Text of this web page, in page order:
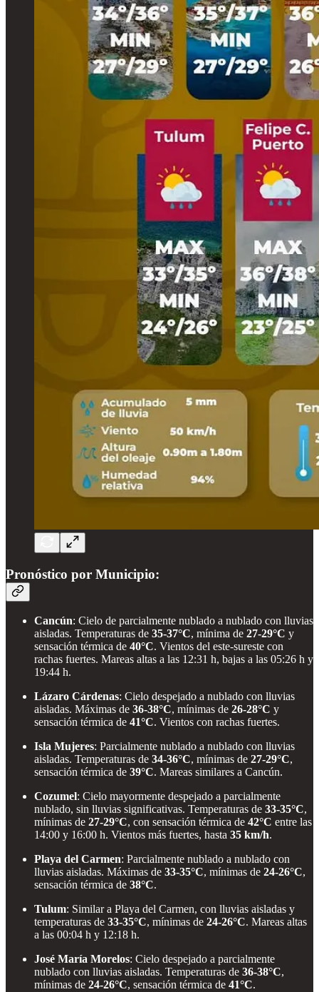
Pronóstico por Municipio:
Cancún: Cielo de parcialmente nublado a nublado con lluvias
aisladas. Temperaturas de 35-37°C, mínima de 27-29°C y
sensación térmica de 40°C. Vientos del este-sureste con
rachas fuertes. Mareas altas a las 12:31 h, bajas a las 05:26 h y
19:44 h.
Lázaro Cárdenas: Cielo despejado a nublado con lluvias
aisladas. Máximas de 36-38°C, mínimas de 26-28°C y
sensación térmica de 41°C. Vientos con rachas fuertes.
Isla Mujeres: Parcialmente nublado a nublado con lluvias
aisladas. Temperaturas de 34-36°C, mínimas de 27-29°C,
sensación térmica de 39°C. Mareas similares a Cancún.
Cozumel: Cielo mayormente despejado a parcialmente
nublado, sin lluvias significativas. Temperaturas de 33-35°C,
mínimas de 27-29°C, con sensación térmica de 42°C entre las
14:00 y 16:00 h. Vientos más fuertes, hasta 35 km/h.
Playa del Carmen: Parcialmente nublado a nublado con
lluvias aisladas. Máximas de 33-35°C, mínimas de 24-26°C,
sensación térmica de 38°C.
Tulum: Similar a Playa del Carmen, con lluvias aisladas y
temperaturas de 33-35°C, mínimas de 24-26°C. Mareas altas
a las 00:04 h y 12:18 h.
José María Morelos: Cielo despejado a parcialmente
nublado con lluvias aisladas. Temperaturas de 36-38°C,
mínimas de 24-26°C, sensación térmica de 41°C.